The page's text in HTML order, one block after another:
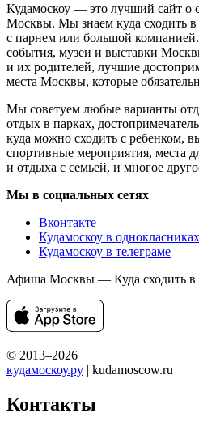
Кудамоскоу — это лучший сайт о
Москвы. Мы знаем куда сходить
с парнем или большой
события, музеи и выставки
и их родителей, лучшие
места Москвы, которые
Мы советуем любые варианты
отдых в парках,
куда можно сходить с ребенком,
спортивные мероприятия, места
и отдыха с семьей, и многое
Мы в социальных сетях
Вконтакте
Кудамоскоу в однокласниках
Кудамоскоу в телеграме
Афиша Москвы — Куда сходить в
© 2013–2026
кудамоскоу.ру | kudamoscow.ru
Контакты